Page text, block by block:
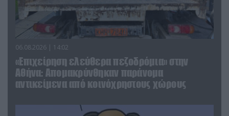
06.08.2026 | 14:02
«Επιχείρηση ελεύθερα πεζοδρόμια» στην
Αθήνα: Απομακρύνθηκαν παράνομα
αντικείμενα από κοινόχρηστους χώρους